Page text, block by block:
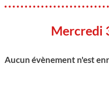
Mercredi
Aucun évènement n'est